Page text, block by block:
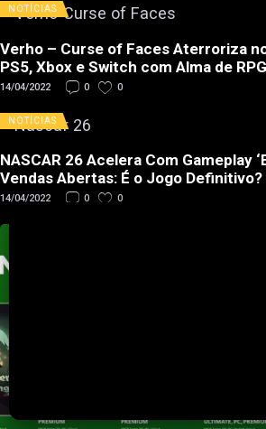
NOTÍCIAS
Verho – Curse of Faces Aterroriza
PS5, Xbox e Switch com Alma de
14/04/2022 0 0
NOTÍCIAS
NASCAR 26 Acelera Com Gameplay
Vendas Abertas: É o Jogo Definitivo?
14/04/2022 0 0